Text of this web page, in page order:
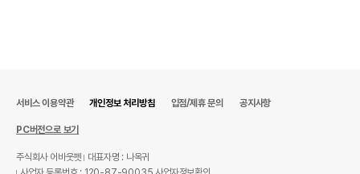
서비스 이용약관 개인정보 처리방침 입점/제휴 문의 공지사항
PC버전으로 보기
주식회사 어바웃펫
대표자명 : 나옥귀